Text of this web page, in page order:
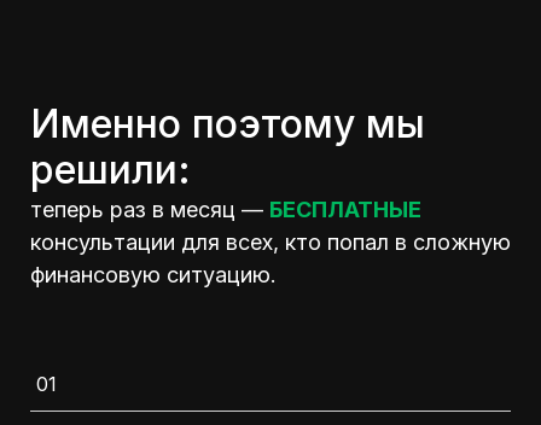
Именно поэтому мы
решили:
теперь раз в месяц — БЕСПЛАТНЫЕ
консультации для всех, кто попал в сложную
финансовую ситуацию.
01